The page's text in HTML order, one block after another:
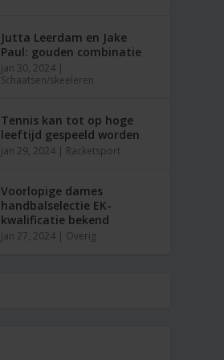
Jutta Leerdam en Jake
Paul: gouden combinatie
jan 30, 2024 |
Schaatsen/skeeleren
Tennis kan tot op hoge
leeftijd gespeeld worden
jan 29, 2024 | Racketsport
Voorlopige dames
handbalselectie EK-
kwalificatie bekend
jan 27, 2024 | Overig